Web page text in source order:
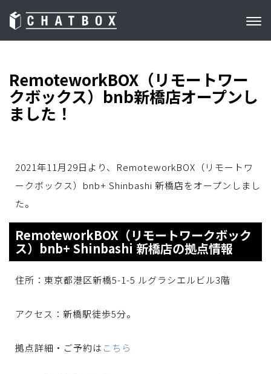
RemoteworkBOX（リモートワー
クボックス）bnb新橋店オープンし
ました！
2021年11月29日より、RemoteworkBOX（リモートワ
ークボックス） bnb+ Shinbashi 新橋店をオープンしまし
た。
RemoteworkBOX（リモートワークボック
ス）bnb+ Shinbashi 新橋店の拠点情報
住所： 東京都港区新橋5-1-5 ルグラシエルビル3階
アクセス：新橋駅徒歩5分。
拠点詳細・ご予約は こちら